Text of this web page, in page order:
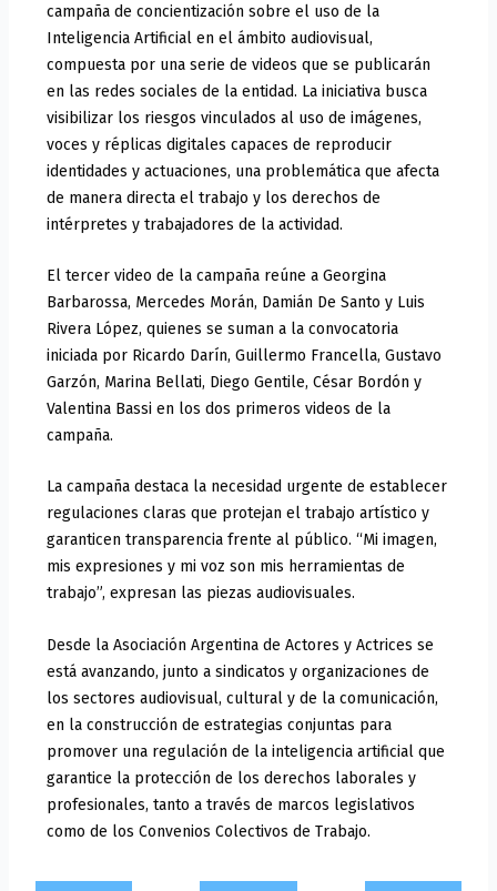
campaña de concientización sobre el uso de la
Inteligencia Artificial en el ámbito audiovisual,
compuesta por una serie de videos que se publicarán
en las redes sociales de la entidad. La iniciativa busca
visibilizar los riesgos vinculados al uso de imágenes,
voces y réplicas digitales capaces de reproducir
identidades y actuaciones, una problemática que afecta
de manera directa el trabajo y los derechos de
intérpretes y trabajadores de la actividad.
El tercer video de la campaña reúne a Georgina
Barbarossa, Mercedes Morán, Damián De Santo y Luis
Rivera López, quienes se suman a la convocatoria
iniciada por Ricardo Darín, Guillermo Francella, Gustavo
Garzón, Marina Bellati, Diego Gentile, César Bordón y
Valentina Bassi en los dos primeros videos de la
campaña.
La campaña destaca la necesidad urgente de establecer
regulaciones claras que protejan el trabajo artístico y
garanticen transparencia frente al público. “Mi imagen,
mis expresiones y mi voz son mis herramientas de
trabajo”, expresan las piezas audiovisuales.
Desde la Asociación Argentina de Actores y Actrices se
está avanzando, junto a sindicatos y organizaciones de
los sectores audiovisual, cultural y de la comunicación,
en la construcción de estrategias conjuntas para
promover una regulación de la inteligencia artificial que
garantice la protección de los derechos laborales y
profesionales, tanto a través de marcos legislativos
como de los Convenios Colectivos de Trabajo.